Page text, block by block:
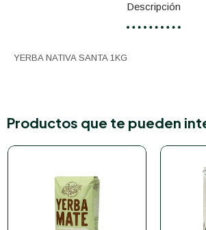
Descripción
YERBA NATIVA SANTA 1KG
Productos que te pueden